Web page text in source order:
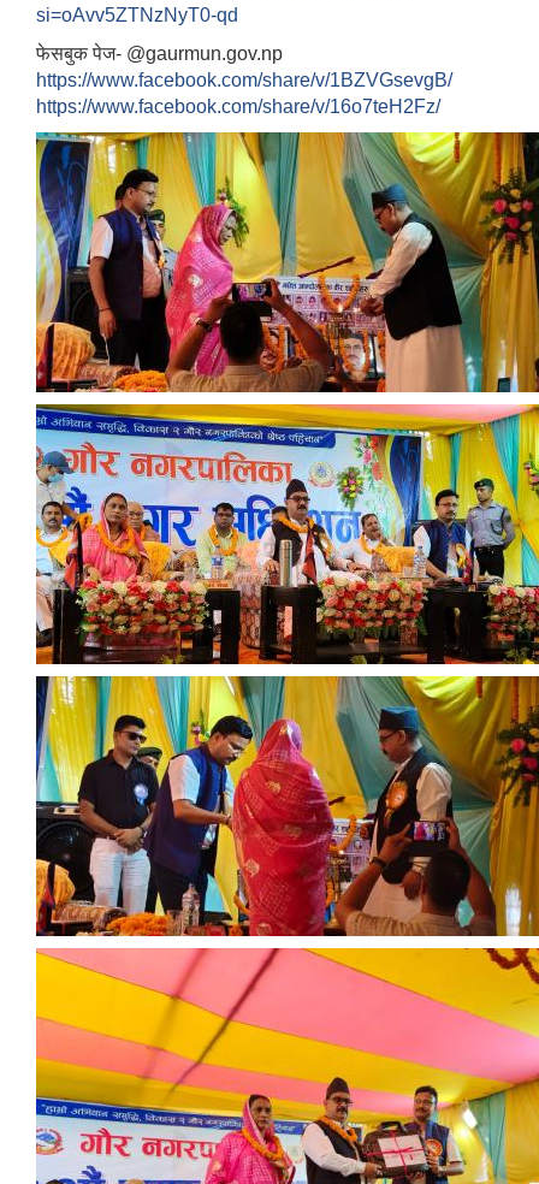
si=oAvv5ZTNzNyT0-qd
फेसबुक पेज- @gaurmun.gov.np
https://www.facebook.com/share/v/1BZVGsevgB/
https://www.facebook.com/share/v/16o7teH2Fz/